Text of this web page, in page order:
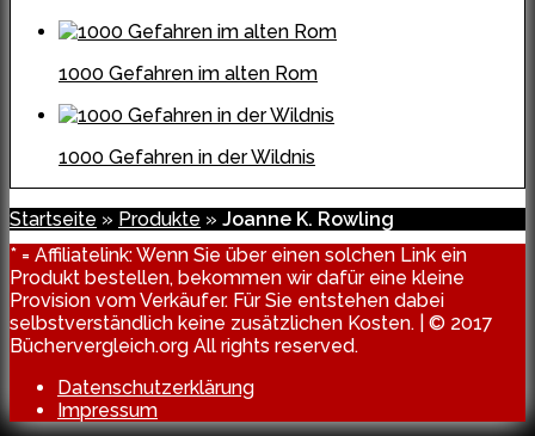
1000 Gefahren im alten Rom
1000 Gefahren in der Wildnis
Startseite » Produkte » Joanne K. Rowling
* = Affiliatelink: Wenn Sie über einen solchen Link ein
Produkt bestellen, bekommen wir dafür eine kleine
Provision vom Verkäufer. Für Sie entstehen dabei
selbstverständlich keine zusätzlichen Kosten. | © 2017
Büchervergleich.org All rights reserved.
Datenschutzerklärung
Impressum